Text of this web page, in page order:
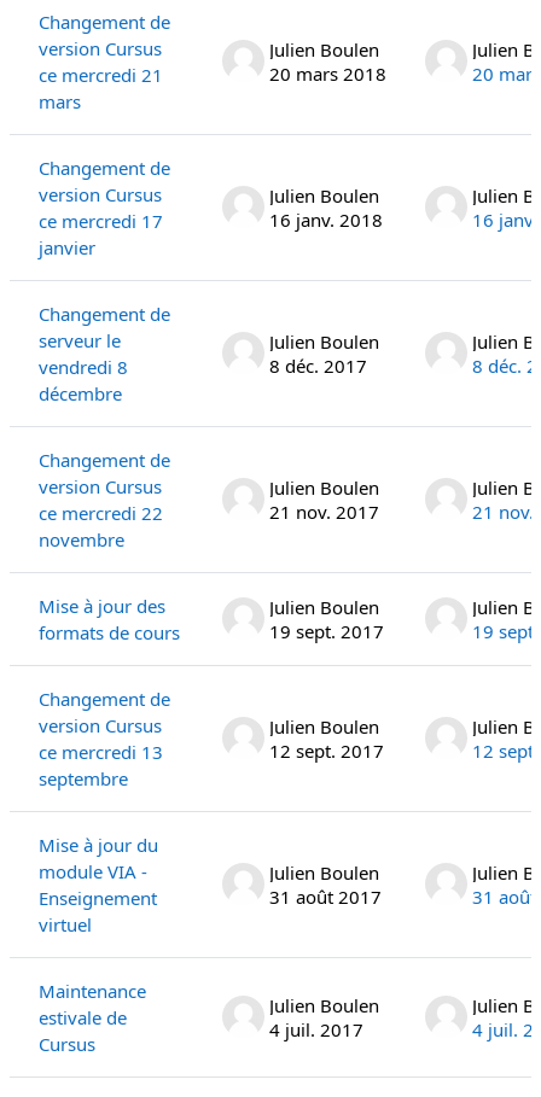
Changement de
version Cursus
ce mercredi 21
mars
Julien Boulen
20 mars 2018
Julien
20
Changement de
version Cursus
ce mercredi 17
janvier
Julien Boulen
16 janv. 2018
Julien
16
Changement de
serveur le
vendredi 8
décembre
Julien Boulen
8 déc. 2017
Julien
8 déc.
Changement de
version Cursus
ce mercredi 22
novembre
Julien Boulen
21 nov. 2017
Julien
21 nov.
Mise à jour des
formats de cours
Julien Boulen
19 sept. 2017
Julien
19
Changement de
version Cursus
ce mercredi 13
septembre
Julien Boulen
12 sept. 2017
Julien
12
Mise à jour du
module VIA -
Enseignement
virtuel
Julien Boulen
31 août 2017
Julien
31
Maintenance
estivale de
Cursus
Julien Boulen
4 juil. 2017
Julien
4 juil.